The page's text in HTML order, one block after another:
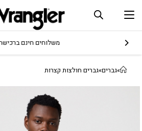
משלוחים חינם ברכישה מעל 249.90 ₪
»גברים»גברים חולצות קצרות